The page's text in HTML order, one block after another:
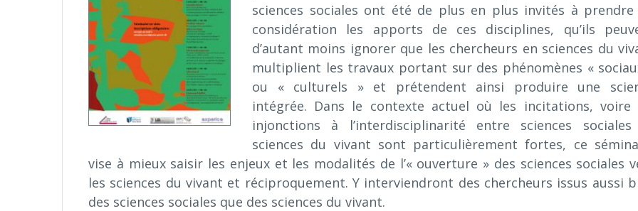
sciences sociales ont été de plus en plus invités à prendre
considération les apports de ces disciplines, qu’ils
d’autant moins ignorer que les chercheurs en sciences du
multiplient les travaux portant sur des phénomènes «
ou « culturels » et prétendent ainsi produire une
intégrée. Dans le contexte actuel où les incitations, voire
injonctions à l’interdisciplinarité entre sciences
sciences du vivant sont particulièrement fortes, ce
vise à mieux saisir les enjeux et les modalités de l’« ouverture » des sciences sociales
les sciences du vivant et réciproquement. Y interviendront des chercheurs issus aussi
des sciences sociales que des sciences du vivant.